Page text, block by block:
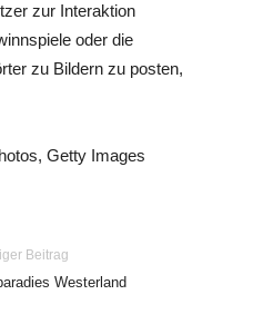
zur Interaktion
oder die
zu Bildern zu posten,
Getty Images
Beitrag
Westerland